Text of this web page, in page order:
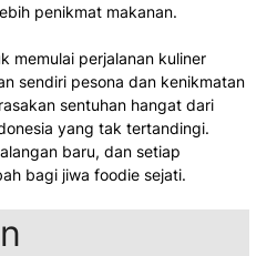
penikmat makanan.
memulai perjalanan kuliner
sendiri pesona dan kenikmatan
sentuhan hangat dari
yang tak tertandingi.
baru, dan setiap
bagi jiwa foodie sejati.